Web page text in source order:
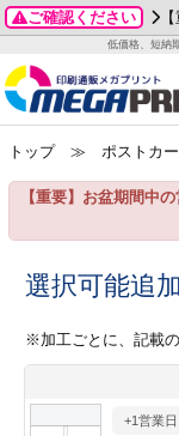
ご確認ください
低価格、短納
グッズ
ステッカー
ックカード印刷
業ツール印刷
お客様へ
いて
方法
/送料について
刷
カード印刷
ックカード名刺
ムカード
成前に
ガイド
加工指示ガイド
ード印刷
名刺印刷
ックカード
ード印刷
一覧
わせ
り
プル請求
2026年 8月
月
火 水
3
4 5 6
24
25 26 27
1
2 3
トップ≫ ポストカー
【重要】お盆期間中
選択可能追
※加工ごとに、記載
+1営業日